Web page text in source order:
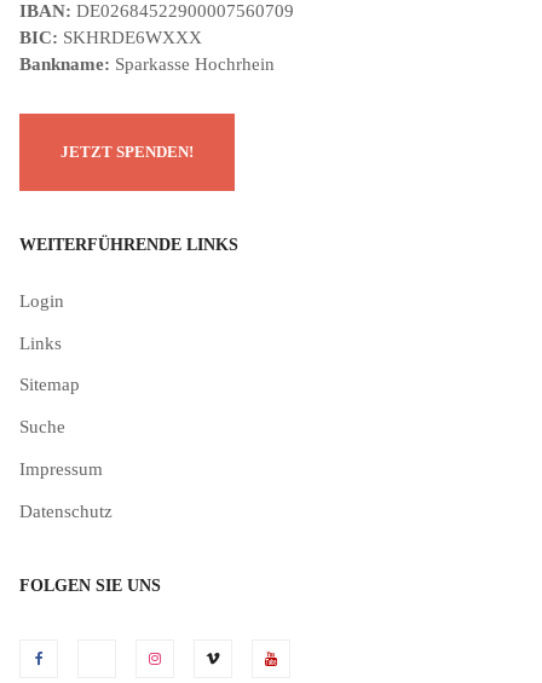
IBAN: DE02684522900007560709
BIC: SKHRDE6WXXX
Bankname: Sparkasse Hochrhein
WEITERFÜHRENDE LINKS
Login
Links
Sitemap
Suche
Impressum
Datenschutz
FOLGEN SIE UNS